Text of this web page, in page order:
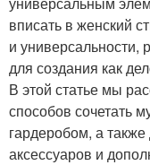
вписать в женский
и универсальности,
для создания как
В этой статье мы
способов сочетать
гардеробом, а
аксессуаров и